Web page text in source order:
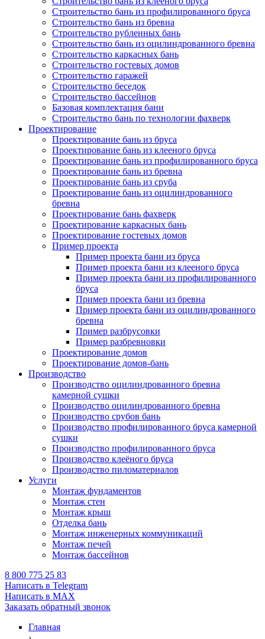
Строительство бань из профилированного бруса
Строительство бань из бревна
Строительство рубленных бань
Строительство бань из оцилиндрованного бревна
Строительство каркасных бань
Строительство гостевых домов
Строительство гаражей
Строительство беседок
Строительство бассейнов
Базовая комплектация бани
Строительство бань по технологии фахверк
Проектирование
Проектирование бань из бруса
Проектирование бань из клееного бруса
Проектирование бань из профилированного бруса
Проектирование бань из бревна
Проектирование бань из сруба
Проектирование бань из оцилиндрованного
бревна
Проектирование бань фахверк
Проектирование каркасных бань
Проектирование гостевых домов
Пример проекта
Пример проекта бани из бруса
Пример проекта бани из клееного бруса
Пример проекта бани из профилированного
бруса
Пример проекта бани из бревна
Пример проекта бани из оцилиндрованного
бревна
Пример разбрусовки
Пример разбревновки
Проектирование домов
Проектирование домов-бань
Производство
Производство оцилиндрованного бревна
камерной сушки
Производство оцилиндрованного бревна
Производство срубов бань
Производство профилированного бруса камерной
сушки
Производство профилированного бруса
Производство клеёного бруса
Производство пиломатериалов
Услуги
Монтаж фундаментов
Монтаж стен
Монтаж крыш
Отделка бань
Монтаж инженерных коммуникаций
Монтаж печей
Монтаж бассейнов
8 800 775 25 83
Написать в Telegram
Написать в MAX
Заказать обратный звонок
Главная